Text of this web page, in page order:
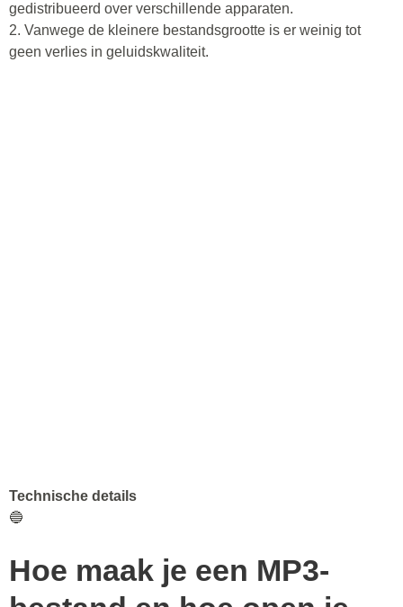
gedistribueerd over verschillende apparaten.
2. Vanwege de kleinere bestandsgrootte is er weinig tot
geen verlies in geluidskwaliteit.
Technische details
🔵
Hoe maak je een MP3-